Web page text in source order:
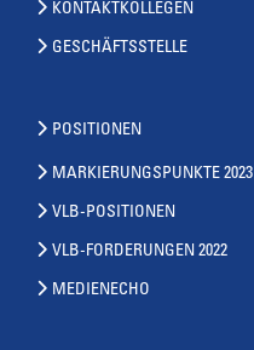
KONTAKTKOLLEGEN
GESCHÄFTSSTELLE
POSITIONEN
MARKIERUNGSPUNKTE 2023
VLB-POSITIONEN
VLB-FORDERUNGEN 2022
MEDIENECHO